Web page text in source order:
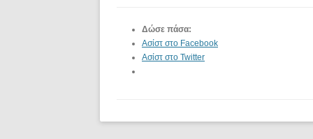
Δώσε πάσα:
Ασίστ στο Facebook
Ασίστ στο Twitter